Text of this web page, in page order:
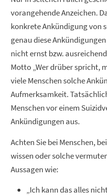
vorangehende Anzeichen.
konkrete Ankündigung von
genau diese
nicht ernst bzw.
Motto „Wer drüber spricht,
viele Menschen solche
Aufmerksamkeit.
Menschen vor einem
Ankündigungen aus.
Achten Sie bei Menschen,
wissen oder solche
Aussagen wie:
„Ich kann das alles